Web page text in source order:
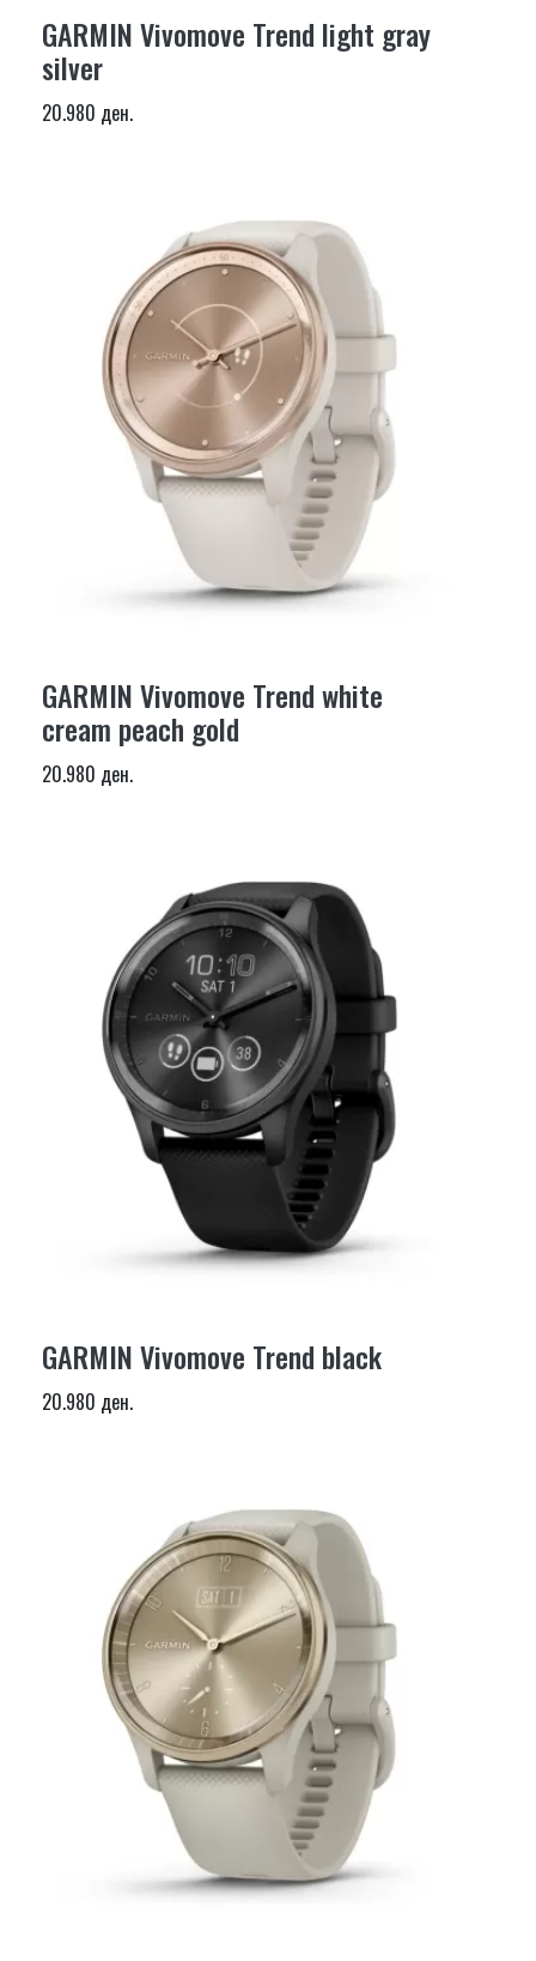
GARMIN Vivomove Trend light gray
silver
20.980 ден.
GARMIN Vivomove Trend white
cream peach gold
20.980 ден.
GARMIN Vivomove Trend black
20.980 ден.